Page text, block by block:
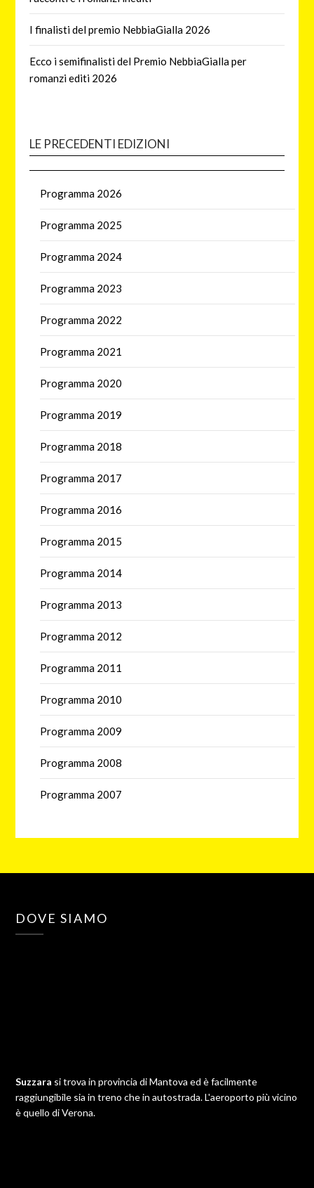
I finalisti del premio NebbiaGialla 2026
Ecco i semifinalisti del Premio NebbiaGialla per
romanzi editi 2026
LE PRECEDENTI EDIZIONI
Programma 2026
Programma 2025
Programma 2024
Programma 2023
Programma 2022
Programma 2021
Programma 2020
Programma 2019
Programma 2018
Programma 2017
Programma 2016
Programma 2015
Programma 2014
Programma 2013
Programma 2012
Programma 2011
Programma 2010
Programma 2009
Programma 2008
Programma 2007
DOVE SIAMO
Suzzara si trova in provincia di Mantova ed è facilmente
raggiungibile sia in treno che in autostrada. L'aeroporto più vicino
è quello di Verona.